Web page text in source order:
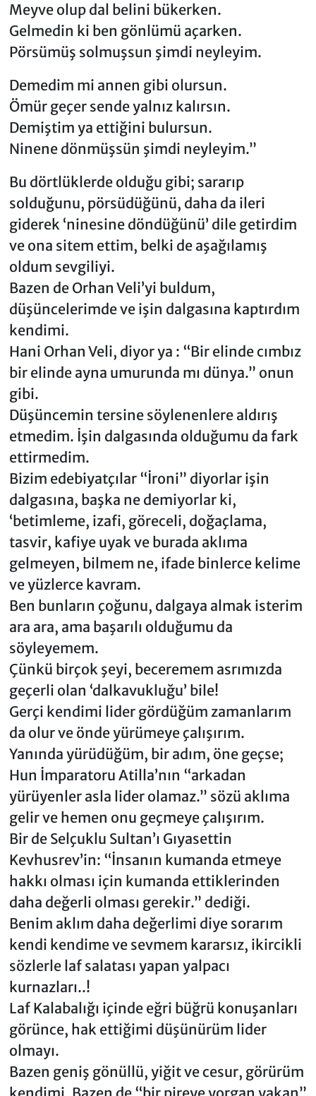
Meyve olup dal belini bükerken.
Gelmedin ki ben gönlümü açarken.
Pörsümüş solmuşsun şimdi neyleyim.
Demedim mi annen gibi olursun.
Ömür geçer sende yalnız kalırsın.
Demiştim ya ettiğini bulursun.
Ninene dönmüşsün şimdi neyleyim.”
Bu dörtlüklerde olduğu gibi; sararıp
solduğunu, pörsüdüğünü, daha da ileri
giderek ‘ninesine döndüğünü’ dile getirdim
ve ona sitem ettim, belki de aşağılamış
oldum sevgiliyi.
Bazen de Orhan Veli’yi buldum,
düşüncelerimde ve işin dalgasına kaptırdım
kendimi.
Hani Orhan Veli, diyor ya : “Bir elinde cımbız
bir elinde ayna umurunda mı dünya.” onun
gibi.
Düşüncemin tersine söylenenlere aldırış
etmedim. İşin dalgasında olduğumu da fark
ettirmedim.
Bizim edebiyatçılar “İroni” diyorlar işin
dalgasına, başka ne demiyorlar ki,
‘betimleme, izafi, göreceli, doğaçlama,
tasvir, kafiye uyak ve burada aklıma
gelmeyen, bilmem ne, ifade binlerce kelime
ve yüzlerce kavram.
Ben bunların çoğunu, dalgaya almak isterim
ara ara, ama başarılı olduğumu da
söyleyemem.
Çünkü birçok şeyi, beceremem asrımızda
geçerli olan ‘dalkavukluğu’ bile!
Gerçi kendimi lider gördüğüm zamanlarım
da olur ve önde yürümeye çalışırım.
Yanında yürüdüğüm, bir adım, öne geçse;
Hun İmparatoru Atilla’nın “arkadan
yürüyenler asla lider olamaz.” sözü aklıma
gelir ve hemen onu geçmeye çalışırım.
Bir de Selçuklu Sultan’ı Gıyasettin
Kevhusrev’in: “İnsanın kumanda etmeye
hakkı olması için kumanda ettiklerinden
daha değerli olması gerekir.” dediği.
Benim aklım daha değerlimi diye sorarım
kendi kendime ve sevmem kararsız, ikircikli
sözlerle laf salatası yapan yalpacı
kurnazları..!
Laf Kalabalığı içinde eğri büğrü konuşanları
görünce, hak ettiğimi düşünürüm lider
olmayı.
Bazen geniş gönüllü, yiğit ve cesur, görürüm